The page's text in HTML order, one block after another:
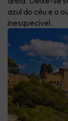
azul do céu e o
inesquecível.